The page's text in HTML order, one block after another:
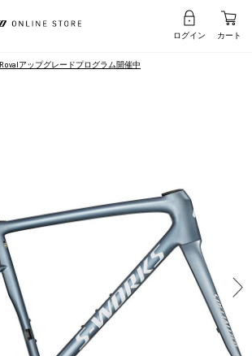
ログイン カート
Rovalアップグレードプログラム開催中